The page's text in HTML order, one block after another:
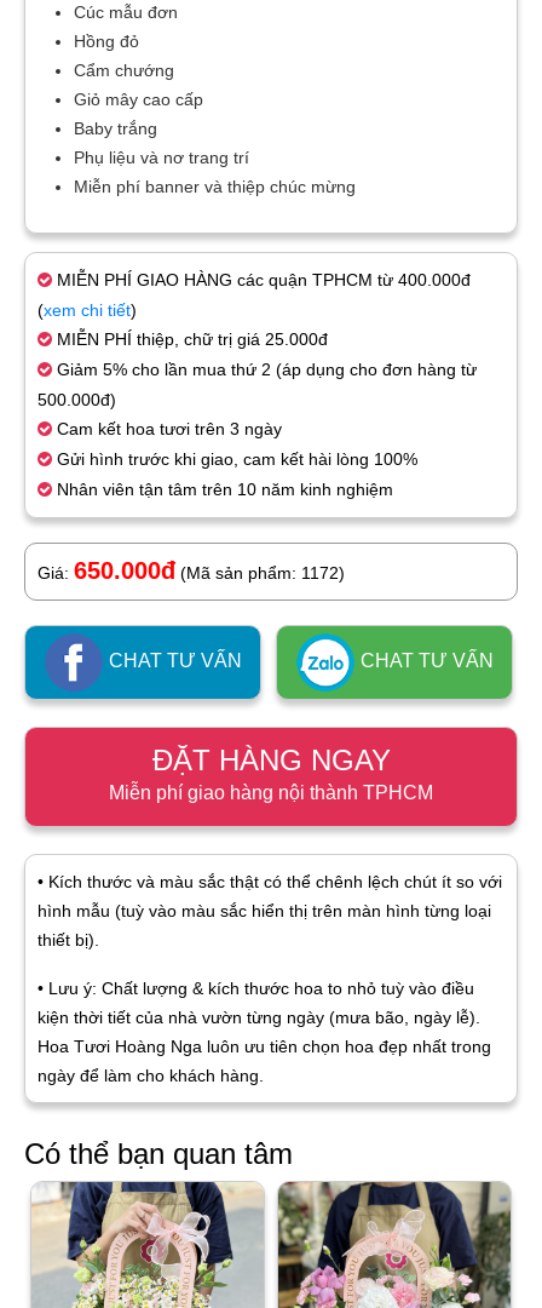
Cúc mẫu đơn
Hồng đỏ
Cẩm chướng
Giỏ mây cao cấp
Baby trắng
Phụ liệu và nơ trang trí
Miễn phí banner và thiệp chúc mừng
MIỄN PHÍ GIAO HÀNG các quận TPHCM từ 400.000đ
(xem chi tiết)
MIỄN PHÍ thiệp, chữ trị giá 25.000đ
Giảm 5% cho lần mua thứ 2 (áp dụng cho đơn hàng từ
500.000đ)
Cam kết hoa tươi trên 3 ngày
Gửi hình trước khi giao, cam kết hài lòng 100%
Nhân viên tận tâm trên 10 năm kinh nghiệm
Giá: 650.000đ (Mã sản phẩm: 1172)
CHAT TƯ VẤN CHAT TƯ VẤN
ĐẶT HÀNG NGAY
Miễn phí giao hàng nội thành TPHCM
• Kích thước và màu sắc thật có thể chênh lệch chút ít so với
hình mẫu (tuỳ vào màu sắc hiển thị trên màn hình từng loại
thiết bị).
• Lưu ý: Chất lượng & kích thước hoa to nhỏ tuỳ vào điều
kiện thời tiết của nhà vườn từng ngày (mưa bão, ngày lễ).
Hoa Tươi Hoàng Nga luôn ưu tiên chọn hoa đẹp nhất trong
ngày để làm cho khách hàng.
Có thể bạn quan tâm